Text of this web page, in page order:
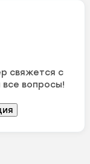
свяжется с
все вопросы!